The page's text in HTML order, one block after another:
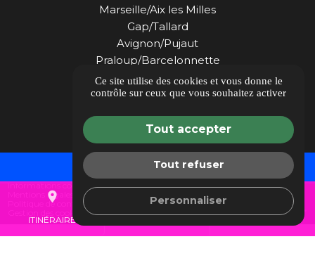
TARIFS
place
ITINÉRAIRE
calendar_month
Marseille/Aix les Milles
Gap/Tallard
Avignon/Pujaut
Praloup/Barcelonnette
Maroc
Nouvelle Calédonie
Informations complémentaires
Mentions légales
Politique de confidentialité
Gestion des cookies
Ce site utilise des cookies et vous donne le
contrôle sur ceux que vous souhaitez activer
Tout accepter
Tout refuser
Personnaliser